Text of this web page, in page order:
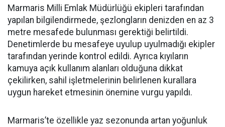
Marmaris Milli Emlak Müdürlüğü ekipleri tarafından
yapılan bilgilendirmede, şezlongların denizden en az 3
metre mesafede bulunması gerektiği belirtildi.
Denetimlerde bu mesafeye uyulup uyulmadığı ekipler
tarafından yerinde kontrol edildi. Ayrıca kıyıların
kamuya açık kullanım alanları olduğuna dikkat
çekilirken, sahil işletmelerinin belirlenen kurallara
uygun hareket etmesinin önemine vurgu yapıldı.
Marmaris’te özellikle yaz sezonunda artan yoğunluk